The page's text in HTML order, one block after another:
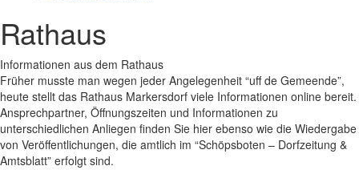
Rathaus
Informationen aus dem Rathaus
Früher musste man wegen jeder Angelegenheit “uff de Gemeende”,
heute stellt das Rathaus Markersdorf viele Informationen online bereit.
Ansprechpartner, Öffnungszeiten und Informationen zu
unterschiedlichen Anliegen finden Sie hier ebenso wie die Wiedergabe
von Veröffentlichungen, die amtlich im “Schöpsboten – Dorfzeitung &
Amtsblatt” erfolgt sind.